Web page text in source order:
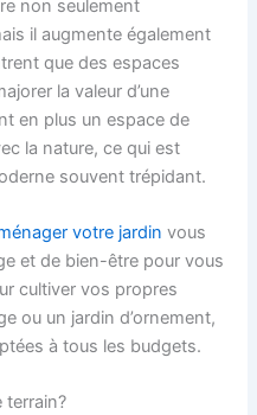
non seulement
il augmente également
que des espaces
la valeur d’une
en plus un espace de
la nature, ce qui est
souvent trépidant.
votre jardin vous
et de bien-être pour vous
cultiver vos propres
ou un jardin d’ornement,
à tous les budgets.
terrain?